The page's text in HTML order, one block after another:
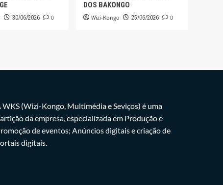
30/06/2026 0
DOS BAKONGO
Wizi-Kongo 25/06/2026 0
WKS (Wizi-Kongo, Multimédia e Seviços) é uma
da empresa, especializada em Produção e
de eventos; Anúncios digitais e criação de
digitais.